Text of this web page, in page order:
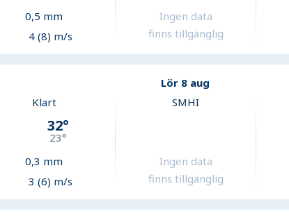
0,5 mm
4 (8) m/s
Ingen data
finns tillgänglig
Lör 8 aug
Klart
32°
23°
0,3 mm
3 (6) m/s
SMHI
Ingen data
finns tillgänglig